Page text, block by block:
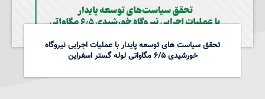
تحقق سیاست های توسعه پایدار با عملیات اجرایی نیروگاه
خورشیدی ۶/۵ مگاواتی لوله گستر اسفراین